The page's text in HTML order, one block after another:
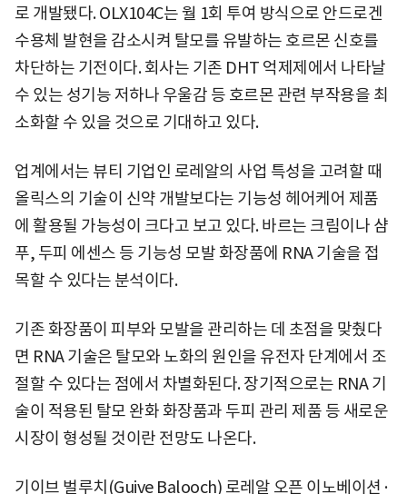
로 개발됐다. OLX104C는 월 1회 투여 방식으로 안드로겐
수용체 발현을 감소시켜 탈모를 유발하는 호르몬 신호를
차단하는 기전이다. 회사는 기존 DHT 억제제에서 나타날
수 있는 성기능 저하나 우울감 등 호르몬 관련 부작용을 최
소화할 수 있을 것으로 기대하고 있다.
업계에서는 뷰티 기업인 로레알의 사업 특성을 고려할 때
올릭스의 기술이 신약 개발보다는 기능성 헤어케어 제품
에 활용될 가능성이 크다고 보고 있다. 바르는 크림이나 샴
푸, 두피 에센스 등 기능성 모발 화장품에 RNA 기술을 접
목할 수 있다는 분석이다.
기존 화장품이 피부와 모발을 관리하는 데 초점을 맞췄다
면 RNA 기술은 탈모와 노화의 원인을 유전자 단계에서 조
절할 수 있다는 점에서 차별화된다. 장기적으로는 RNA 기
술이 적용된 탈모 완화 화장품과 두피 관리 제품 등 새로운
시장이 형성될 것이란 전망도 나온다.
기이브 벌루치(Guive Balooch) 로레알 오픈 이노베이션·